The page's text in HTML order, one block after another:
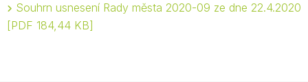
Souhrn usnesení Rady města 2020-09 ze dne 22.4.2020
PDF 184,44 KB